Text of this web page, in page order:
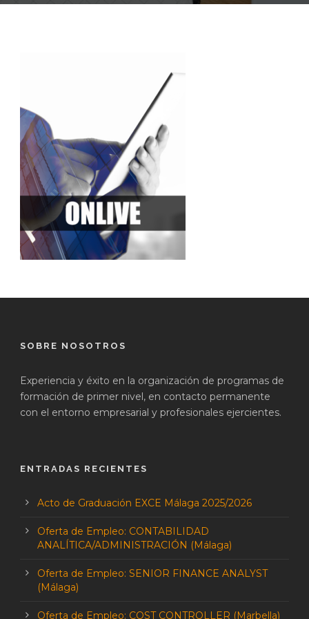
SOBRE NOSOTROS
Experiencia y éxito en la organización de programas de
formación de primer nivel, en contacto permanente
con el entorno empresarial y profesionales ejercientes.
ENTRADAS RECIENTES
Acto de Graduación EXCE Málaga 2025/2026
Oferta de Empleo: CONTABILIDAD
ANALÍTICA/ADMINISTRACIÓN (Málaga)
Oferta de Empleo: SENIOR FINANCE ANALYST
(Málaga)
Oferta de Empleo: COST CONTROLLER (Marbella)